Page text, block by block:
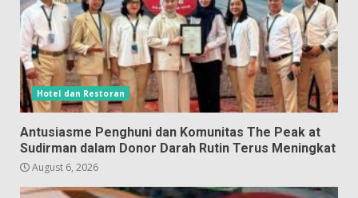
Hotel dan Restoran
Antusiasme Penghuni dan Komunitas The Peak at
Sudirman dalam Donor Darah Rutin Terus Meningkat
August 6, 2026